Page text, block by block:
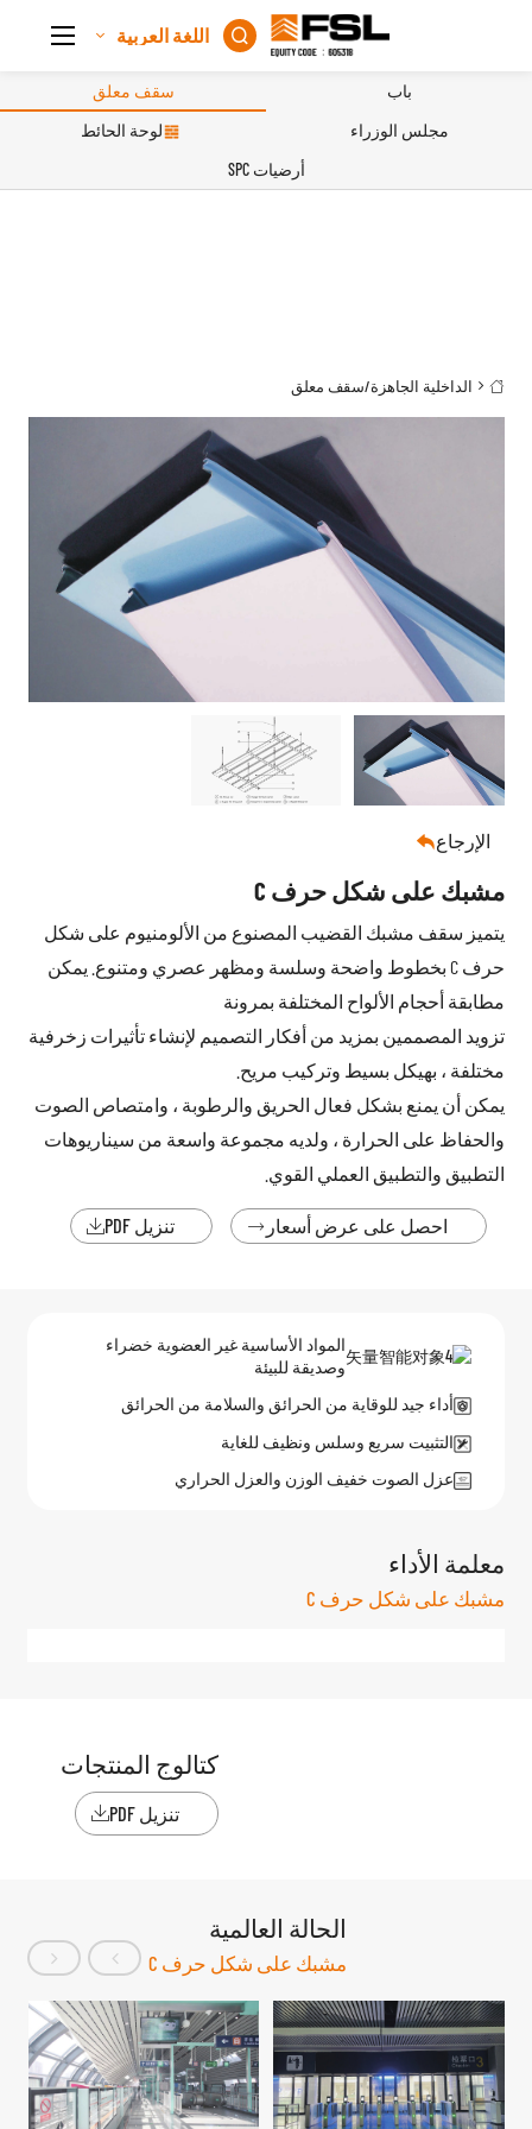
 اللغة العربية
باب
سقف معلق
مجلس الوزراء
لوحة الحائط
أرضيات SPC
 الداخلية الجاهزة/سقف معلق
الإرجاع
مشبك على شكل حرف C
يتميز سقف مشبك القضيب المصنوع من الألومنيوم على شكل
حرف C بخطوط واضحة وسلسة ومظهر عصري ومتنوع. يمكن
مطابقة أحجام الألواح المختلفة بمرونة
تزويد المصممين بمزيد من أفكار التصميم لإنشاء تأثيرات زخرفية
مختلفة ، بهيكل بسيط وتركيب مريح.
يمكن أن يمنع بشكل فعال الحريق والرطوبة ، وامتصاص الصوت
والحفاظ على الحرارة ، ولديه مجموعة واسعة من سيناريوهات
التطبيق والتطبيق العملي القوي.
احصل على عرض أسعار  تنزيل PDF 
المواد الأساسية غير العضوية خضراء
وصديقة للبيئة
أداء جيد للوقاية من الحرائق والسلامة من الحرائق
التثبيت سريع وسلس ونظيف للغاية
عزل الصوت خفيف الوزن والعزل الحراري
معلمة الأداء
مشبك على شكل حرف C
كتالوج المنتجات
تنزيل PDF 
الحالة العالمية
مشبك على شكل حرف C